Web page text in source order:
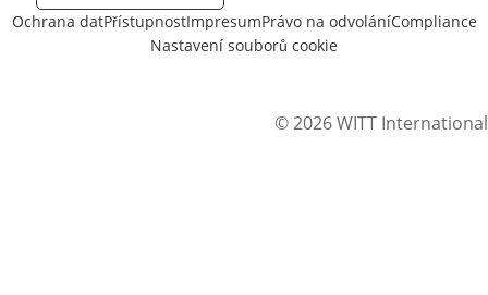
Ochrana datPřístupnostImpresumPrávo na odvoláníCompliance
Nastavení souborů cookie
© 2026 WITT International